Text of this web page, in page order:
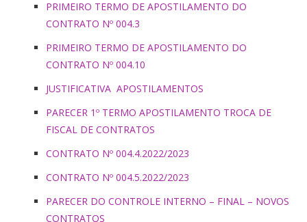
PRIMEIRO TERMO DE APOSTILAMENTO DO
CONTRATO Nº 004.3
PRIMEIRO TERMO DE APOSTILAMENTO DO
CONTRATO Nº 004.10
JUSTIFICATIVA APOSTILAMENTOS
PARECER 1º TERMO APOSTILAMENTO TROCA DE
FISCAL DE CONTRATOS
CONTRATO Nº 004.4.2022/2023
CONTRATO Nº 004.5.2022/2023
PARECER DO CONTROLE INTERNO – FINAL – NOVOS
CONTRATOS